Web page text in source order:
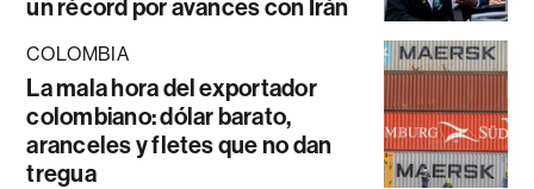
un récord por avances con Irán
COLOMBIA
La mala hora del exportador
colombiano: dólar barato,
aranceles y fletes que no dan
tregua